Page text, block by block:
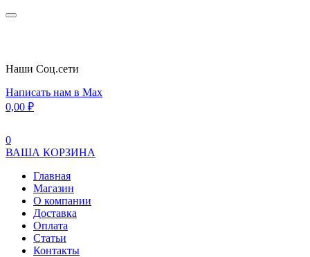
Наши Cоц.сети
Написать нам в Max
0,00 ₽
0
ВАША КОРЗИНА
Главная
Магазин
О компании
Доставка
Оплата
Статьи
Контакты